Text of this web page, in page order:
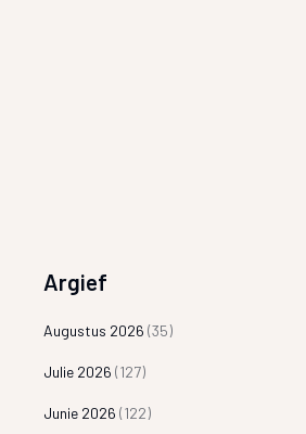
Argief
Augustus 2026 (35)
Julie 2026 (127)
Junie 2026 (122)